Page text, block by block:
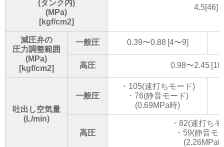
(タンク内)
(MPa)
[kgf/cm2]
4.5[46]
減圧弁の
圧力調整範囲
(MPa)
[kgf/cm2]
一般圧 0.39〜0.88 [4〜9]
高圧 0.98〜2.45 [10
吐出し空気量
(L/min)
一般圧
・105(速打ちモード)
・76(静音モード)
(0.69MPa時)
高圧
・82(速打ち
・59(静音モ
(2.26MPa